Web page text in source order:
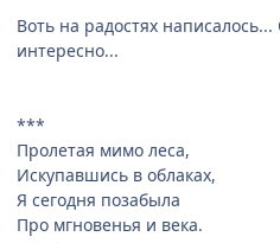
Воть на радостях
интересно...
***
Пролетая мимо леса,
Искупавшись в облаках,
Я сегодня позабыла
Про мгновенья и века.